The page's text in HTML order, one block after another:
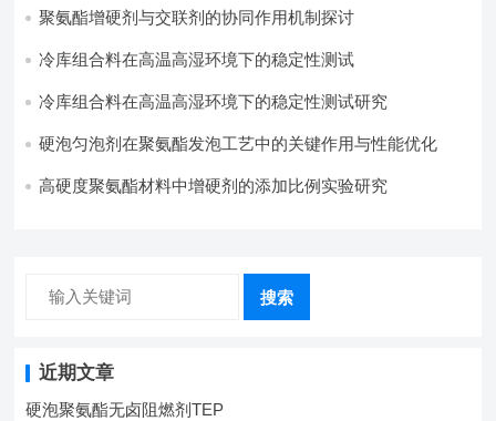
聚氨酯增硬剂与交联剂的协同作用机制探讨
冷库组合料在高温高湿环境下的稳定性测试​
冷库组合料在高温高湿环境下的稳定性测试研究
硬泡匀泡剂在聚氨酯发泡工艺中的关键作用与性能优化
高硬度聚氨酯材料中增硬剂的添加比例实验研究
搜索
近期文章
硬泡聚氨酯无卤阻燃剂TEP